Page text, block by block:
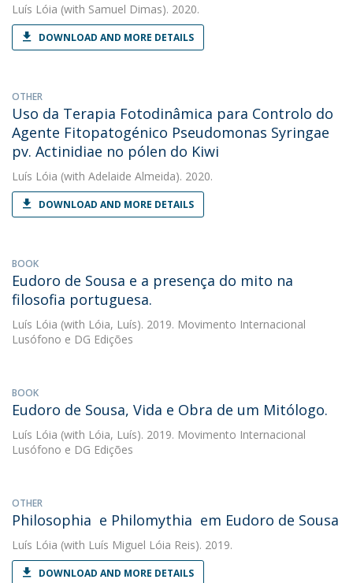
Luís Lóia (with Samuel Dimas). 2020.
DOWNLOAD AND MORE DETAILS
OTHER
Uso da Terapia Fotodinâmica para Controlo do
Agente Fitopatogénico Pseudomonas Syringae
pv. Actinidiae no pólen do Kiwi
Luís Lóia (with Adelaide Almeida). 2020.
DOWNLOAD AND MORE DETAILS
BOOK
Eudoro de Sousa e a presença do mito na
filosofia portuguesa.
Luís Lóia (with Lóia, Luís). 2019. Movimento Internacional
Lusófono e DG Edições
BOOK
Eudoro de Sousa, Vida e Obra de um Mitólogo.
Luís Lóia (with Lóia, Luís). 2019. Movimento Internacional
Lusófono e DG Edições
OTHER
Philosophia e Philomythia em Eudoro de Sousa
Luís Lóia (with Luís Miguel Lóia Reis). 2019.
DOWNLOAD AND MORE DETAILS